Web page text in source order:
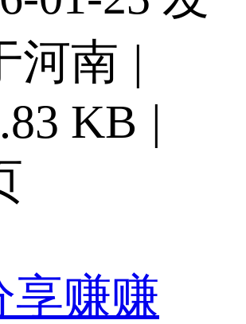
河南 |
KB |
享赚赚